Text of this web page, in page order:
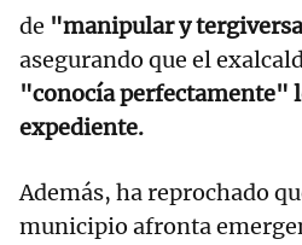
de "manipular y
asegurando que el
"conocía perfectamente"
expediente.
Además, ha reprochado
municipio afronta